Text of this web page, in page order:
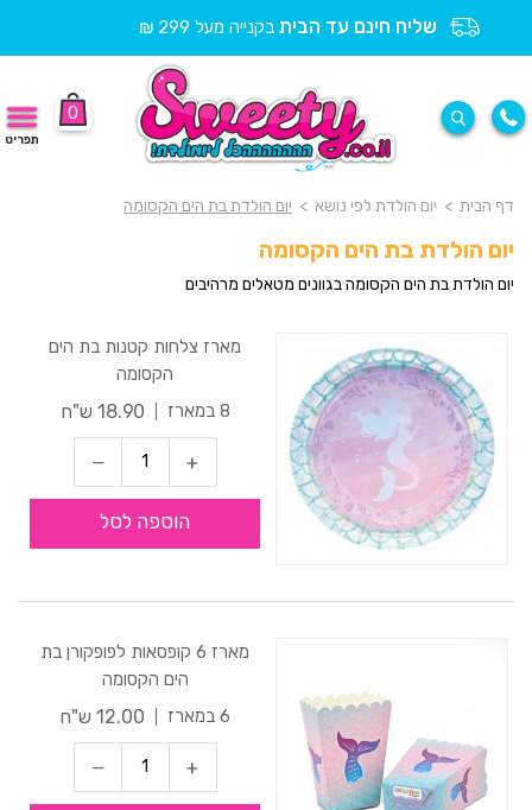
שליח חינם עד הבית בקנייה מעל 299 ₪
0
תפריט
דף הבית > יום הולדת לפי נושא > יום הולדת בת הים הקסומה
יום הולדת בת הים הקסומה
יום הולדת בת הים הקסומה בגוונים מטאלים מרהיבים
מארז צלחות קטנות בת הים
הקסומה
8 במארז
18.90 ש"ח
הוספה לסל
מארז 6 קופסאות לפופקורן בת
הים הקסומה
6 במארז
12.00 ש"ח